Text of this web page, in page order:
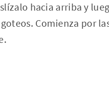
hacia arriba y
Comienza por